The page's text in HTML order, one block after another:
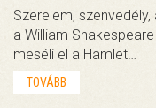
Szerelem,
a William
meséli el a Hamlet…
TOVÁBB